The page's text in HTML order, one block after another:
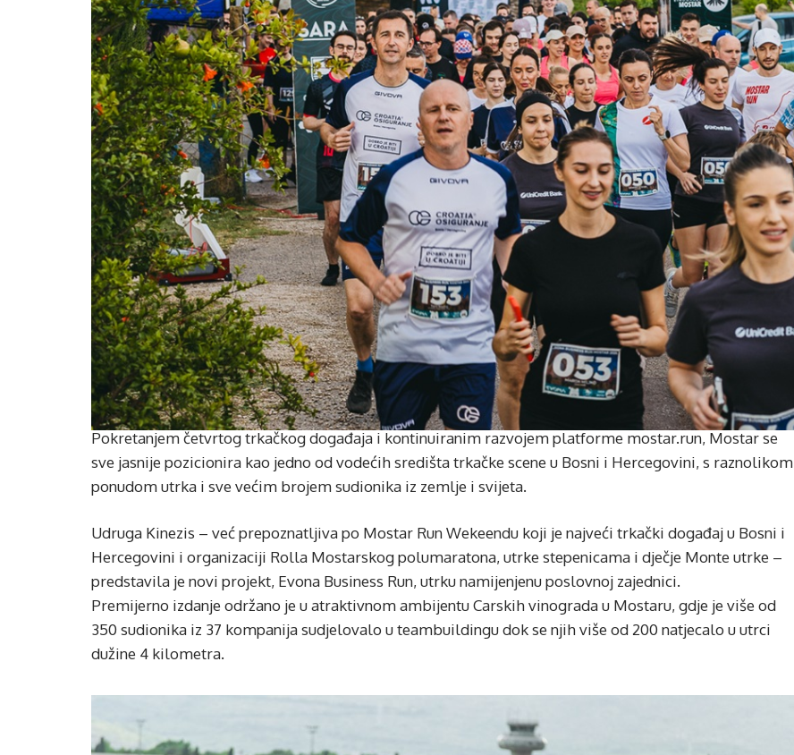
Pokretanjem četvrtog trkačkog događaja i kontinuiranim razvojem platforme mostar.run, Mostar se
sve jasnije pozicionira kao jedno od vodećih središta trkačke scene u Bosni i Hercegovini, s raznolikom
ponudom utrka i sve većim brojem sudionika iz zemlje i svijeta.
Udruga Kinezis – već prepoznatljiva po Mostar Run Wekeendu koji je najveći trkački događaj u Bosni i
Hercegovini i organizaciji Rolla Mostarskog polumaratona, utrke stepenicama i dječje Monte utrke –
predstavila je novi projekt, Evona Business Run, utrku namijenjenu poslovnoj zajednici.
Premijerno izdanje održano je u atraktivnom ambijentu Carskih vinograda u Mostaru, gdje je više od
350 sudionika iz 37 kompanija sudjelovalo u teambuildingu dok se njih više od 200 natjecalo u utrci
dužine 4 kilometra.